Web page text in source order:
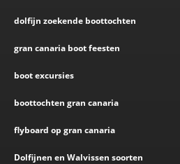
dolfijn zoekende boottochten
gran canaria boot feesten
boot excursies
boottochten gran canaria
flyboard op gran canaria
Dolfijnen en Walvissen soorten